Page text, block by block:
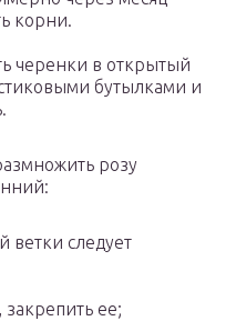
корни.
черенки в открытый
бутылками и
розу
ветки следует
закрепить ее;